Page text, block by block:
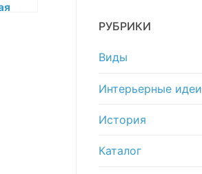
РУБРИКИ
Виды
Интерьерные идеи
История
Каталог